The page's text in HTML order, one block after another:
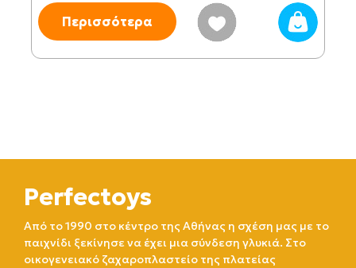
Περισσότερα
Perfectoys
Από το 1990 στο κέντρο της Αθήνας η σχέση μας με το
παιχνίδι ξεκίνησε να έχει μια σύνδεση γλυκιά. Στο
οικογενειακό ζαχαροπλαστείο της πλατείας